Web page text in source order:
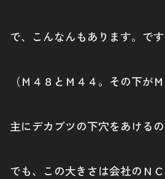
で、こんなんもあります。で
（Ｍ４８とＭ４４。その下が
主にデカブツの下穴をあけるの
でも、この大きさは会社のＮ